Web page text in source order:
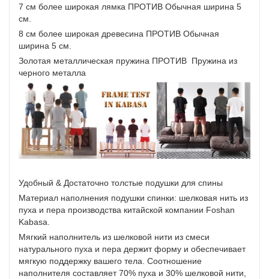
7 см более широкая лямка ПРОТИВ Обычная ширина 5
см.
8 см более широкая древесина ПРОТИВ Обычная
ширина 5 см.
Золотая металлическая пружина ПРОТИВ Пружина из
черного металла
Удобный & Достаточно толстые подушки для спины
Материал наполнения подушки спинки: шелковая нить из
пуха и пера производства китайской компании Foshan
Kabasa.
Мягкий наполнитель из шелковой нити из смеси
натурального пуха и пера держит форму и обеспечивает
мягкую поддержку вашего тела. Соотношение
наполнителя составляет 70% пуха и 30% шелковой нити,